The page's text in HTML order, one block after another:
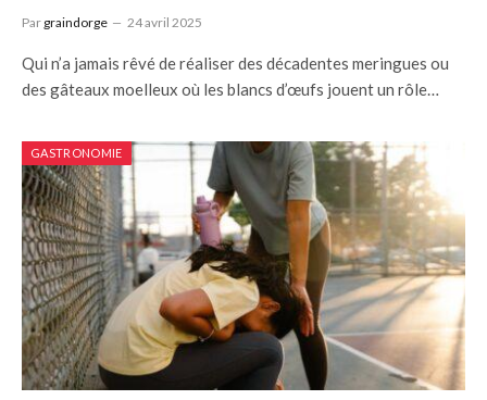
Par graindorge 24 avril 2025
Qui n’a jamais rêvé de réaliser des décadentes meringues ou
des gâteaux moelleux où les blancs d’œufs jouent un rôle…
GASTRONOMIE